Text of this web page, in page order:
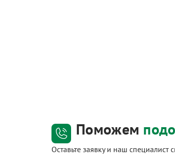
Поможем
Оставьте заявку и наш